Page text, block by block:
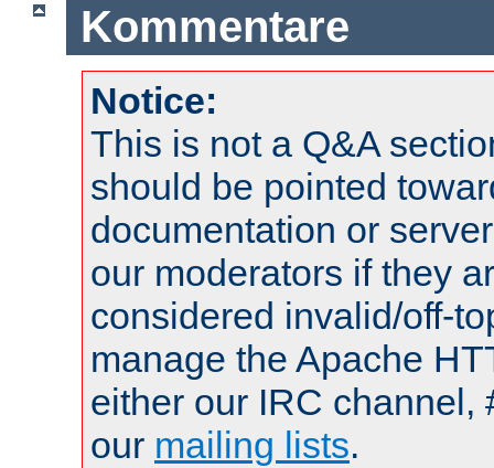
Kommentare
Notice:
This is not a Q&A
should be pointed
documentation or
our moderators if they
considered invalid/off-
manage the Apache
either our IRC channel,
our mailing lists.